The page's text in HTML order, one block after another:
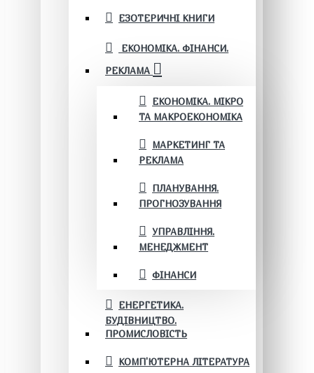
ЕЗОТЕРИЧНІ КНИГИ
ЕКОНОМІКА. ФІНАНСИ.
РЕКЛАМА
ЕКОНОМІКА. МІКРО
ТА МАКРОЕКОНОМІКА
МАРКЕТИНГ ТА
РЕКЛАМА
ПЛАНУВАННЯ.
ПРОГНОЗУВАННЯ
УПРАВЛІННЯ.
МЕНЕДЖМЕНТ
ФІНАНСИ
ЕНЕРГЕТИКА.
БУДІВНИЦТВО.
ПРОМИСЛОВІСТЬ
КОМП'ЮТЕРНА ЛІТЕРАТУРА